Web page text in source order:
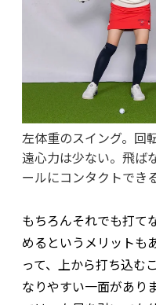
左体重のスイング。回
遠心力は少ない。飛ば
ールにコンタクトでき
もちろんそれでも打て
めるというメリットも
って、上から打ち込む
なりやすい一面があり